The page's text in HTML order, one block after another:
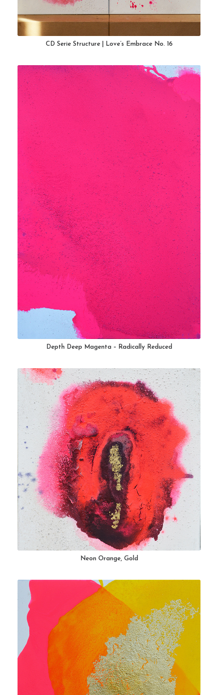
CD Serie Structure | Love’s Embrace No. 16
Depth Deep Magenta – Radically Reduced
Neon Orange, Gold